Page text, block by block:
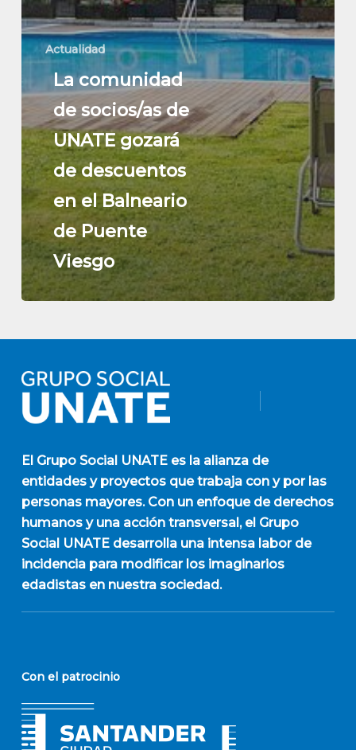
Actualidad
La comunidad
de socios/as de
UNATE gozará
de descuentos
en el Balneario
de Puente
Viesgo
El Grupo Social UNATEes la alianza de
entidades y proyectos que trabaja con y por las
personas mayores. Con un enfoque de derechos
humanos y una acción transversal, el Grupo
Social UNATE desarrolla una intensa labor de
incidencia para modificar los imaginarios
edadistas en nuestra sociedad.
Con el patrocinio